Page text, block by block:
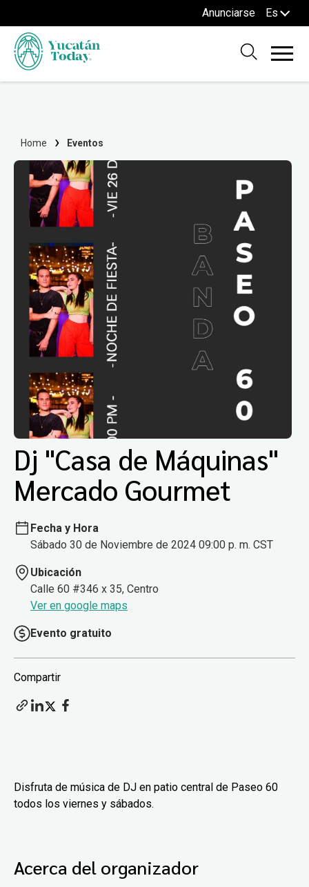
Anunciarse Es
Home Eventos
Dj "Casa de Máquinas"
Mercado Gourmet
Fecha y Hora
Sábado 30 de Noviembre de 2024 09:00 p. m. CST
Ubicación
Calle 60 #346 x 35, Centro
Ver en google maps
Evento gratuito
Compartir
Disfruta de música de DJ en patio central de Paseo 60
todos los viernes y sábados.
Acerca del organizador